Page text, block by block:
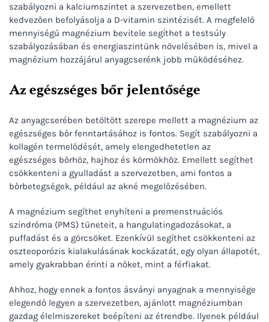
szabályozni a kalciumszintet a szervezetben, emellett
kedvezően befolyásolja a D-vitamin szintézisét. A megfelelő
mennyiségű magnézium bevitele segíthet a testsúly
szabályozásában és energiaszintünk növelésében is, mivel a
magnézium hozzájárul anyagcserénk jobb működéséhez.
Az egészséges bőr jelentősége
Az anyagcserében betöltött szerepe mellett a magnézium az
egészséges bőr fenntartásához is fontos. Segít szabályozni a
kollagén termelődését, amely elengedhetetlen az
egészséges bőrhöz, hajhoz és körmökhöz. Emellett segíthet
csökkenteni a gyulladást a szervezetben, ami fontos a
bőrbetegségek, például az akné megelőzésében.
A magnézium segíthet enyhíteni a premenstruációs
szindróma (PMS) tüneteit, a hangulatingadozásokat, a
puffadást és a görcsöket. Ezenkívül segíthet csökkenteni az
oszteoporózis kialakulásának kockázatát, egy olyan állapotét,
amely gyakrabban érinti a nőket, mint a férfiakat.
Ahhoz, hogy ennek a fontos ásványi anyagnak a mennyisége
elegendő legyen a szervezetben, ajánlott magnéziumban
gazdag élelmiszereket beépíteni az étrendbe. Ilyenek például